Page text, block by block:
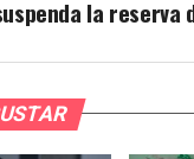
la reserva